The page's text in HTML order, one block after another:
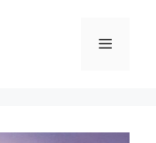
Меню